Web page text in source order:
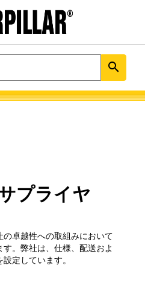
search
プライヤ
卓越性への取組みにおいて
。弊社は、仕様、配送およ
定しています。